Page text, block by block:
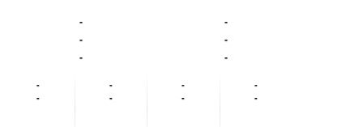
-
-
-
-
-
-
-
-
-
-
-
-
-
-